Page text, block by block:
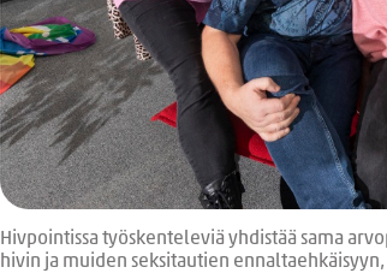
Hivpointissa työskenteleviä yhdistää sama
hivin ja muiden seksitautien